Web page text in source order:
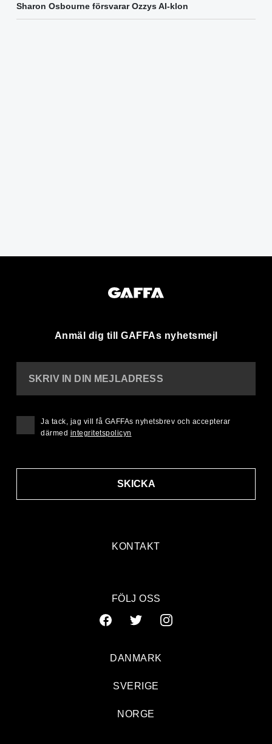
Sharon Osbourne försvarar Ozzys AI-klon
Anmäl dig till GAFFAs nyhetsmejl
KONTAKT
SKRIV IN DIN MEJLADRESS
SKICKA
Ja tack, jag vill få GAFFAs nyhetsbrev och accepterar
därmed integritetspolicyn
FÖLJ OSS
DANMARK
SVERIGE
NORGE